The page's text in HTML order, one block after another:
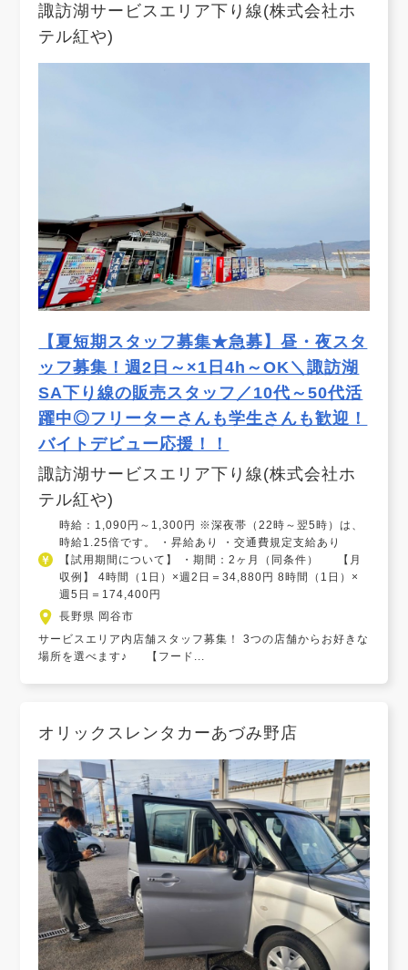
諏訪湖サービスエリア下り線(株式会社ホ
テル紅や)
【夏短期スタッフ募集★急募】昼・夜スタ
ッフ募集！週2日～×1日4h～OK＼諏訪湖
SA下り線の販売スタッフ／10代～50代活
躍中◎フリーターさんも学生さんも歓迎！
バイトデビュー応援！！
諏訪湖サービスエリア下り線(株式会社ホ
テル紅や)
時給：1,090円～1,300円 ※深夜帯（22時～翌5時）は、
時給1.25倍です。 ・昇給あり ・交通費規定支給あり
【試用期間について】 ・期間：2ヶ月（同条件） 【月
収例】 4時間（1日）×週2日＝34,880円 8時間（1日）×
週5日＝174,400円
長野県 岡谷市
サービスエリア内店舗スタッフ募集！ 3つの店舗からお好きな
場所を選べます♪ 【フード...
オリックスレンタカーあづみ野店